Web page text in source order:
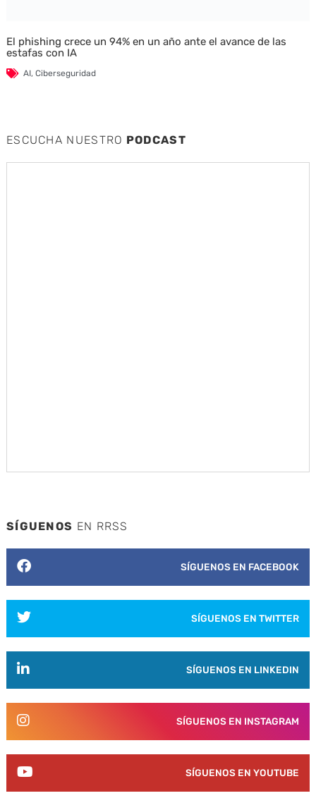
El phishing crece un 94% en un año ante el avance de las
estafas con IA
AI, Ciberseguridad
ESCUCHA NUESTRO PODCAST
SÍGUENOS EN RRSS
SÍGUENOS EN FACEBOOK
SÍGUENOS EN TWITTER
SÍGUENOS EN LINKEDIN
SÍGUENOS EN INSTAGRAM
SÍGUENOS EN YOUTUBE